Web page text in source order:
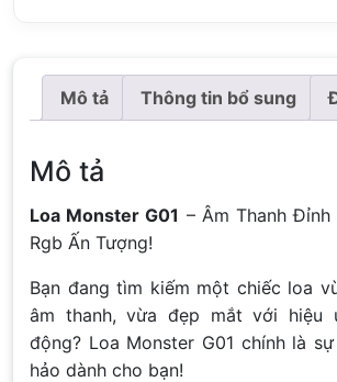
Mô tả Thông tin bổ sung
Mô tả
Loa Monster G01 – Âm Thanh
Rgb Ấn Tượng!
Bạn đang tìm kiếm một chiếc loa
âm thanh, vừa đẹp mắt với hiệu
động? Loa Monster G01 chính là
hảo dành cho bạn!